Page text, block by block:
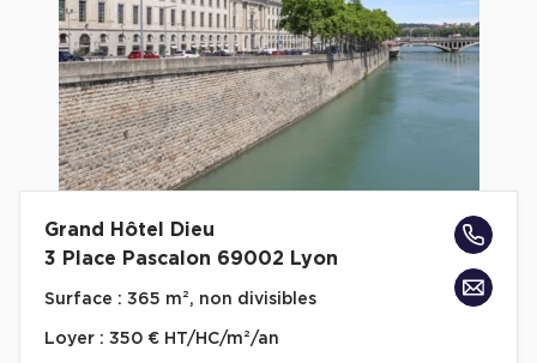
Grand Hôtel Dieu
3 Place Pascalon 69002 Lyon
Surface : 365 m², non divisibles
Loyer : 350 € HT/HC/m²/an